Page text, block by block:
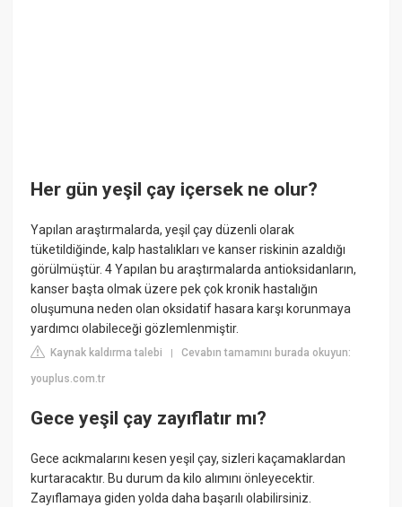
Her gün yeşil çay içersek ne olur?
Yapılan araştırmalarda, yeşil çay düzenli olarak
tüketildiğinde, kalp hastalıkları ve kanser riskinin azaldığı
görülmüştür. 4 Yapılan bu araştırmalarda antioksidanların,
kanser başta olmak üzere pek çok kronik hastalığın
oluşumuna neden olan oksidatif hasara karşı korunmaya
yardımcı olabileceği gözlemlenmiştir.
Kaynak kaldırma talebi |Cevabın tamamını burada okuyun:
youplus.com.tr
Gece yeşil çay zayıflatır mı?
Gece acıkmalarını kesen yeşil çay, sizleri kaçamaklardan
kurtaracaktır. Bu durum da kilo alımını önleyecektir.
Zayıflamaya giden yolda daha başarılı olabilirsiniz.